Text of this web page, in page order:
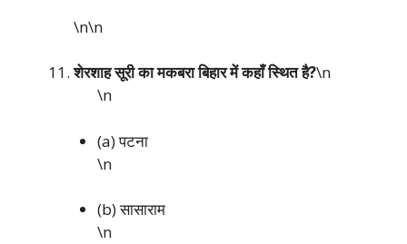
\n\n
शेरशाह सूरी का मकबरा बिहार में कहाँ स्थित है?\n
\n
(a) पटना
\n
(b) सासाराम
\n